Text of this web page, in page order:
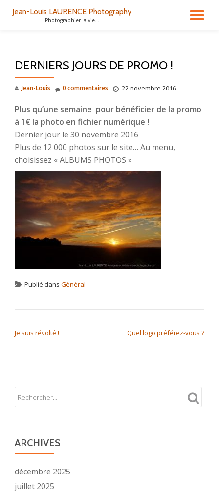
Jean-Louis LAURENCE Photography
Photographier la vie...
DERNIERS JOURS DE PROMO !
Jean-Louis 22 novembre 2016
0 commentaires
Plus qu’une semaine pour bénéficier de la promo
à 1€ la photo en fichier numérique !
Dernier jour le 30 novembre 2016
Plus de 12 000 photos sur le site… Au menu,
choisissez « ALBUMS PHOTOS »
Publié dans Général
Je suis révolté ! Quel logo préférez-vous ?
ARCHIVES
décembre 2025
juillet 2025